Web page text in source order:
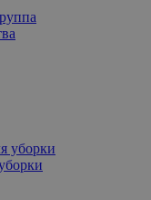
уборки